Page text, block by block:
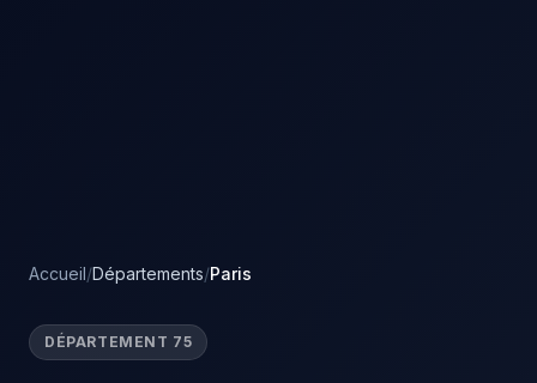
Accueil/Départements/Paris
DÉPARTEMENT 75